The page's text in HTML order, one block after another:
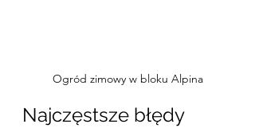
Ogród zimowy w bloku Alpina
Najczęstsze błędy